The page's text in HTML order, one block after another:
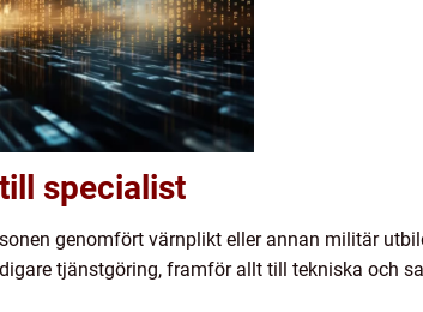
specialist
genomfört värnplikt eller annan militär
tjänstgöring, framför allt till tekniska och